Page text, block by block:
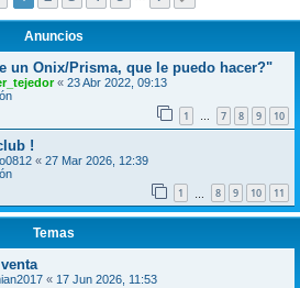
Anuncios
un Onix/Prisma, que le puedo hacer?"
« 23 Abr 2022, 09:13
1 … 7 8 9 10
!
« 27 Mar 2026, 12:39
1 8 9 10 11
Temas
« 17 Jun 2026, 11:53